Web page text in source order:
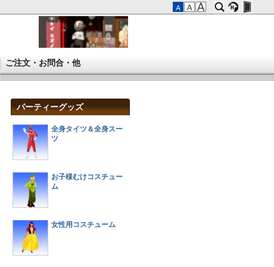
ご注文・お問合・他
パーティーグッズ
全身タイツ＆全身スー
ツ
お子様むけコスチュー
ム
女性用コスチューム